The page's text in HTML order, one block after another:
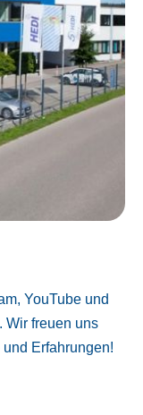
YouTube und
Wir freuen uns
Erfahrungen!